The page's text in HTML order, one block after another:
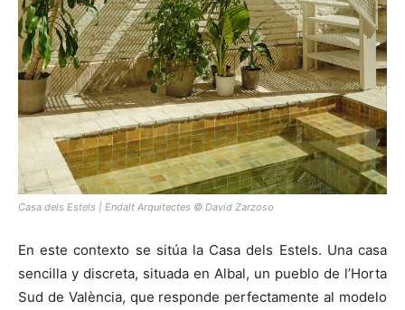
Casa dels Estels | Endalt Arquitectes © David Zarzoso
En este contexto se sitúa la Casa dels Estels. Una casa
sencilla y discreta, situada en Albal, un pueblo de l’Horta
Sud de València, que responde perfectamente al modelo